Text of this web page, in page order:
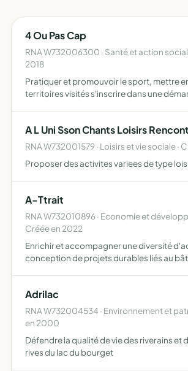
4 Ou Pas Cap
RNA W732006300 · Santé et action
2018
Pratiquer et promouvoir le sport, mettre
territoires visités s'inscrire dans une
A L Uni Sson Chants Loisirs
RNA W732001579 · Loisirs et vie sociale ·
Proposer des activites variees de type
A-Ttrait
RNA W732010896 · Economie et
Créée en 2022
Enrichir et accompagner une diversité
conception de projets durables liés au
collective…
Adrilac
RNA W732004534 · Environnement et
en 2000
Défendre la qualité de vie des riverains et
rives du lac du bourget